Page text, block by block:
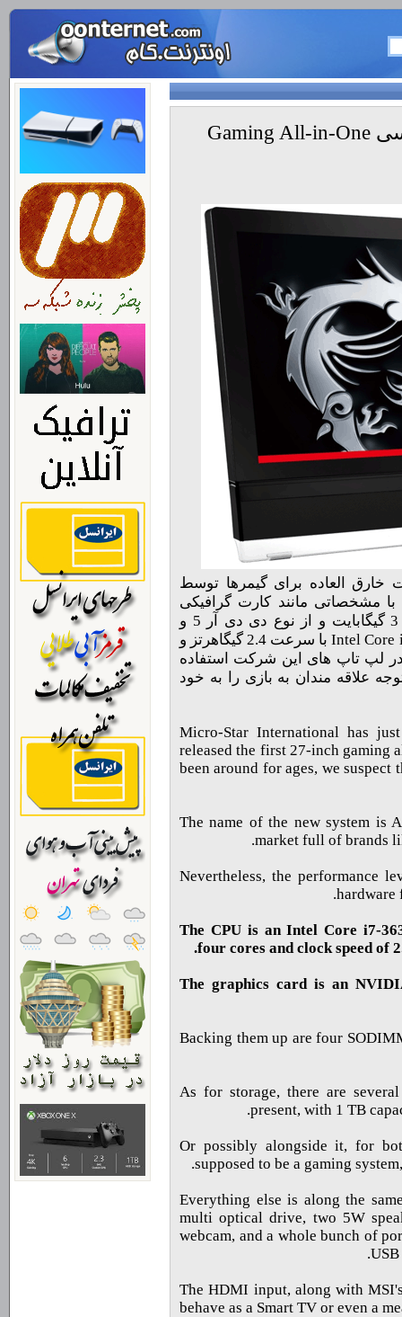
عرضه اولین آل این وان پی سی Gaming All-in-One
با مشخصات خارق العاده برای گیمرها توسط
مشخصاتی مانند کارت گرافیکی
NVIDIA GeForce GTX 670 M با ظرفیت 3 گیگابایت و از نوع دی دی آر 5 و
همچنین سی پی یو کور آی سون Intel Core i7-3630QM با سرعت 2.4 گیگاهرتز و
از این در لپ تاپ های این شرکت استفاده
میتواند توجه علاقه مندان به بازی را به خود
Micro-Star International has
released the first 27-inch gaming
been around for ages, we
The name of the new system is
market full of brands
Nevertheless, the performance
hardware
The CPU is an Intel Core i7-
four cores and clock speed of
The graphics card is an
Backing them up are four
As for storage, there are
present, with 1 TB
Or possibly alongside it, for
supposed to be a gaming
Everything else is along the
multi optical drive, two 5W
webcam, and a whole bunch of
The HDMI input, along with
behave as a Smart TV or even a